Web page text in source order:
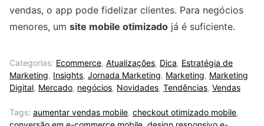
vendas, o app pode fidelizar clientes. Para negócios
menores, um site mobile otimizado já é suficiente.
Categorias: Ecommerce, Atualizações, Dica, Estratégia de
Marketing, Insights, Jornada Marketing, Marketing, Marketing
Digital, Mercado, negócios, Novidades, Tendências, Vendas
Tags: aumentar vendas mobile, checkout otimizado mobile,